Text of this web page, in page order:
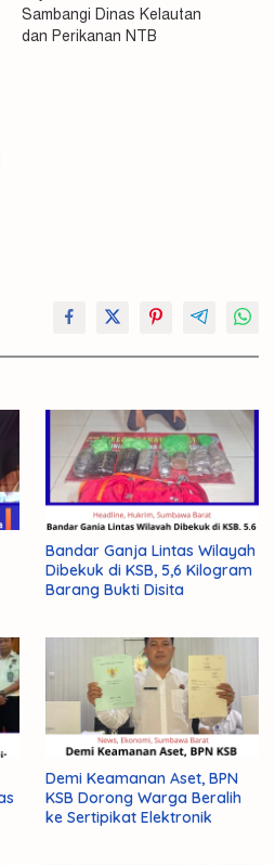
Sambangi Dinas Kelautan
dan Perikanan NTB
Bandar Ganja Lintas Wilayah
Dibekuk di KSB, 5,6 Kilogram
Barang Bukti Disita
Demi Keamanan Aset, BPN
KSB Dorong Warga Beralih
ke Sertipikat Elektronik